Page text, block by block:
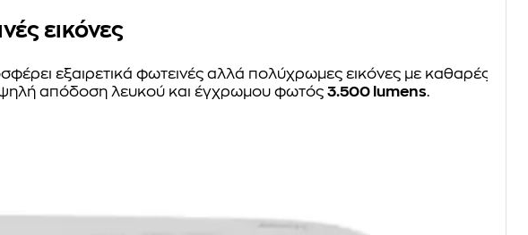
εικόνες
εξαιρετικά φωτεινές αλλά πολύχρωμες εικόνες με καθαρές
απόδοση λευκού και έγχρωμου φωτός 3.500 lumens.